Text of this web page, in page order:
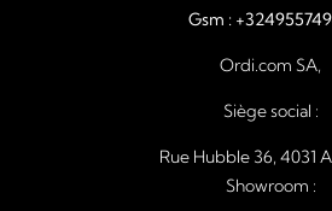
Gsm :
Ordi.com SA,
Siège social :
Rue Hubble 36, 4031
Showroom :